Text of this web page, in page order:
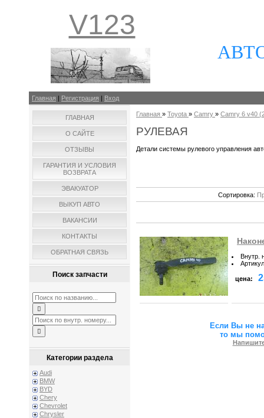
V123
Главная | Регистрация | Вход
ГЛАВНАЯ
О САЙТЕ
ОТЗЫВЫ
ГАРАНТИЯ И УСЛОВИЯ
ВОЗВРАТА
ЭВАКУАТОР
ВЫКУП АВТО
ВАКАНСИИ
КОНТАКТЫ
ОБРАТНАЯ СВЯЗЬ
Поиск запчасти
Категории раздела
Audi
BMW
BYD
Chery
Chevrolet
Chrysler
Главная » Toyota » Camry » Camry 6 v40
РУЛЕВАЯ
Детали системы рулевого управления
Сортировка:
Внутр.
Артикул
цена:
Если Вы не
то мы